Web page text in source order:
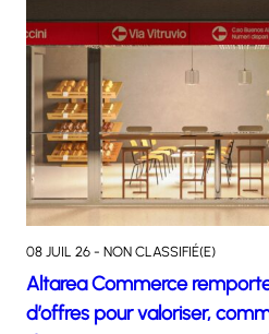
08 JUIL 26 - NON CLASSIFIÉ(E)
Altarea Commerce
d’offres pour valoriser,